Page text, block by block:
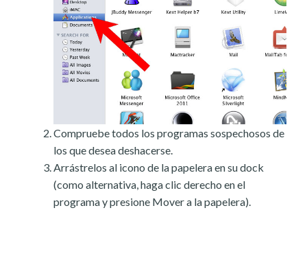
Compruebe todos los programas sospechosos de
los que desea deshacerse.
Arrástrelos al icono de la papelera en su dock
(como alternativa, haga clic derecho en el
programa y presione Mover a la papelera).